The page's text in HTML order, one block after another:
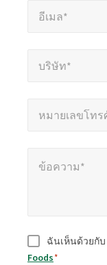
อีเมล*
บริษัท*
หมายเลขโท
ข้อความ*
ยินยอม *
ฉันเห็นด้วยกับ
Foods*